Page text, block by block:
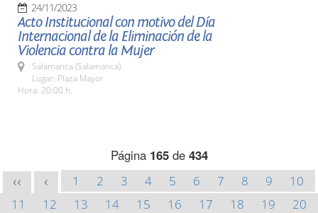
24/11/2023
Acto Institucional con motivo del Día
Internacional de la Eliminación de la
Violencia contra la Mujer
Salamanca (Salamanca)
Lugar: Plaza Mayor
Hora: 20:00 h.
Página 165de 434
<< < 1 2 3 4 5 6 7 8 9
10
11
12 13 14 15 16 17 18 19
20